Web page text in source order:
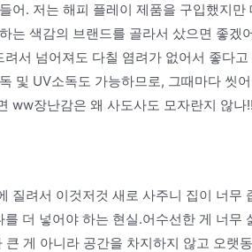
어. 저는 해피 플레이 제품을 구입했지
는 색감의 브랜드를 골라서 샀으면 좋겠
서 넘어져도 다칠 염려가 없어서 좋다
및 UV소독도 가능하므로, 그때마다 씻
ww장난감은 왜 사도사도 모자란지 않나
질려서 이것저것 새로 사주니 집이 너무
더 넣어야 하는 현실.어수선한 게 너무
게 아니라 공간을 차지하지 않고 오랫